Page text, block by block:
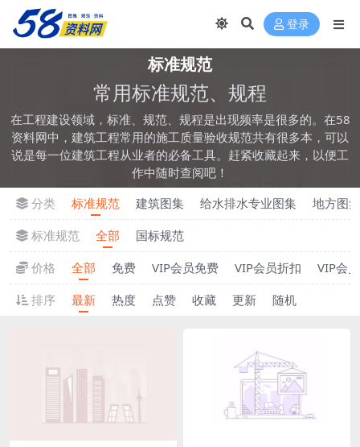
登录
标准规范
常用标准规范、规程
在工程建设领域，标准、规范、规程是出现频率是很多的。在58
资料网中，建筑工程常用的施工质量验收规范共有很多本，可以
说是每一位建筑工程从业者的必备工具。赶紧收藏起来，以便工
作中随时查阅吧！
分类
标准规范 建筑图集 给水排水专业图集
地方图集
标准规范
全部
国标规范
价格
全部 免费 VIP会员免费 VIP会员折扣
VIP会
排序
最新 热度 点赞 收藏 更新 随机